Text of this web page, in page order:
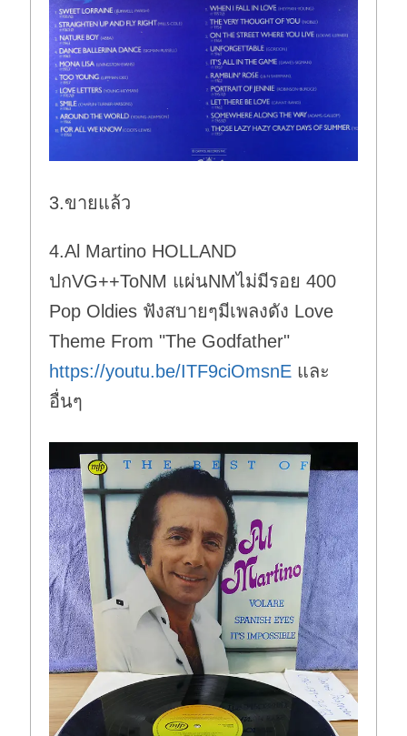
3.ขายแล้ว
4.Al Martino HOLLAND
ปกVG++ToNM แผ่นNMไม่มีรอย 400
Pop Oldies ฟังสบายๆมีเพลงดัง Love
Theme From "The Godfather"
https://youtu.be/ITF9ciOmsnE และ
อื่นๆ